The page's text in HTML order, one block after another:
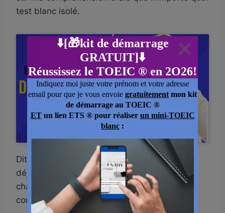
test blanc isolé.
Cliquez pour accepter les cookies
marketing et activer ce contenu
Dites-moi en commentaire si vous pratiquez
déjà l’écoute active, et abonnez-vous à ma
chaîne YouTube pour suivre chaque nouveau
conseil du défi.